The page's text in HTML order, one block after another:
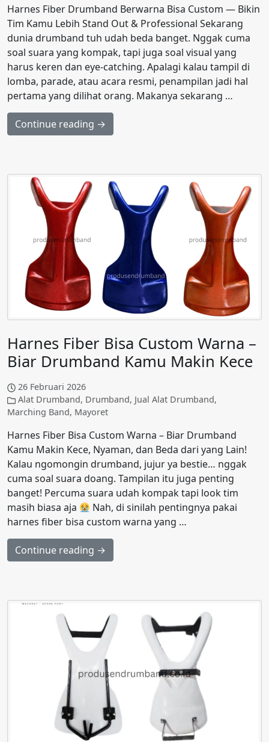
Harnes Fiber Drumband Berwarna Bisa Custom — Bikin
Tim Kamu Lebih Stand Out & Professional Sekarang
dunia drumband tuh udah beda banget. Nggak cuma
soal suara yang kompak, tapi juga soal visual yang
harus keren dan eye-catching. Apalagi kalau tampil di
lomba, parade, atau acara resmi, penampilan jadi hal
pertama yang dilihat orang. Makanya sekarang …
Continue reading →
Harnes Fiber Bisa Custom Warna –
Biar Drumband Kamu Makin Kece
26 Februari 2026
Alat Drumband, Drumband, Jual Alat Drumband,
Marching Band, Mayoret
Harnes Fiber Bisa Custom Warna – Biar Drumband
Kamu Makin Kece, Nyaman, dan Beda dari yang Lain!
Kalau ngomongin drumband, jujur ya bestie… nggak
cuma soal suara doang. Tampilan itu juga penting
banget! Percuma suara udah kompak tapi look tim
masih biasa aja
Nah, di sinilah pentingnya pakai
harnes fiber bisa custom warna yang …
Continue reading →